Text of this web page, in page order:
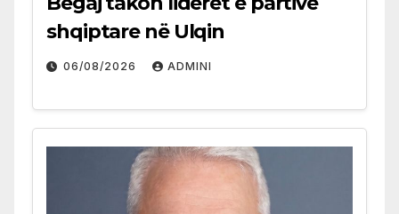
shqiptare në Ulqin
06/08/2026 ADMINI